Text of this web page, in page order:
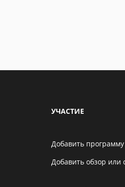
УЧАСТИЕ
Добавить программу
Добавить обзор или